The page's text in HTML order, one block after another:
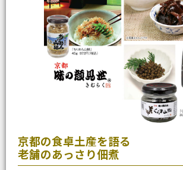
京都の食卓土産を語る
老舗のあっさり佃煮